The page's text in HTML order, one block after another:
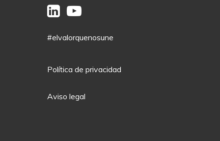
#elvalorquenosune
Política de privacidad
Aviso legal